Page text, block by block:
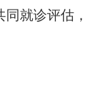
就诊评估，